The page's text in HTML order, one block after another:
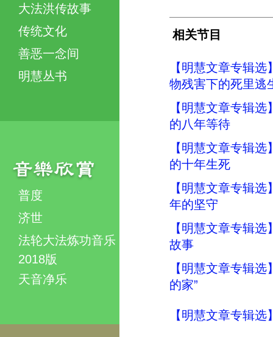
大法洪传故事
传统文化
善恶一念间
明慧丛书
普度
济世
法轮大法炼功音乐
2018版
天音净乐
相关节目
【明慧文章专辑
物残害下的死里逃
【明慧文章专辑
的八年等待
【明慧文章专辑
的十年生死
【明慧文章专辑
年的坚守
【明慧文章专辑
故事
【明慧文章专辑
的家”
【明慧文章专辑